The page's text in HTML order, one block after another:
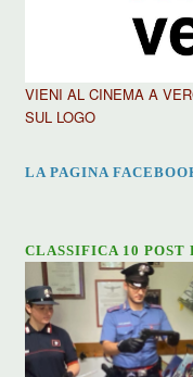
VIENI AL CINEMA A
SUL LOGO
LA PAGINA
CLASSIFICA 10